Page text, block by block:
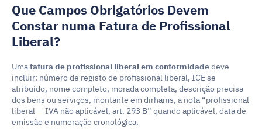
Que Campos Obrigatórios Devem
Constar numa Fatura de Profissional
Liberal?
Uma fatura de profissional liberal em conformidade deve
incluir: número de registo de profissional liberal, ICE se
atribuído, nome completo, morada completa, descrição precisa
dos bens ou serviços, montante em dirhams, a nota “profissional
liberal — IVA não aplicável, art. 293 B” quando aplicável, data de
emissão e numeração cronológica.